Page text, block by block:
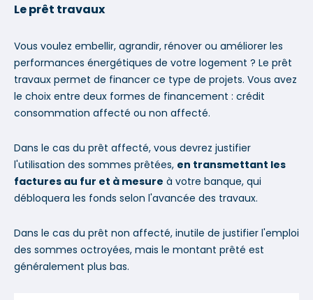
Le prêt travaux
Vous voulez embellir, agrandir, rénover ou améliorer les
performances énergétiques de votre logement ? Le prêt
travaux permet de financer ce type de projets. Vous avez
le choix entre deux formes de financement : crédit
consommation affecté ou non affecté.
Dans le cas du prêt affecté, vous devrez justifier
l'utilisation des sommes prêtées, en transmettant les
factures au fur et à mesure à votre banque, qui
débloquera les fonds selon l'avancée des travaux.
Dans le cas du prêt non affecté, inutile de justifier l'emploi
des sommes octroyées, mais le montant prêté est
généralement plus bas.